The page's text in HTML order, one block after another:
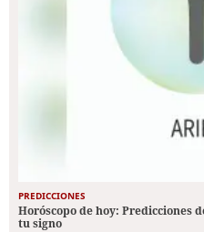
PREDICCIONES
Horóscopo de hoy: Predicciones
tu signo